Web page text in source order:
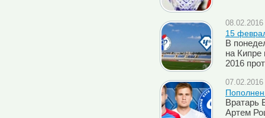
15
В
на Кипре
2016
Вратарь
Артем